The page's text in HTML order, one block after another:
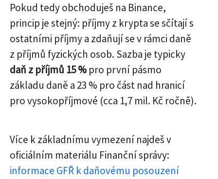
Pokud tedy obchoduješ na Binance,
princip je stejný: příjmy z krypta se sčítají s
ostatními příjmy a zdaňují se v rámci daně
z příjmů fyzických osob. Sazba je typicky
daň z příjmů 15 % pro první pásmo
základu daně a 23 % pro část nad hranicí
pro vysokopříjmové (cca 1,7 mil. Kč ročně).
Více k základnímu vymezení najdeš v
oficiálním materiálu Finanční správy:
informace GFŘ k daňovému posouzení